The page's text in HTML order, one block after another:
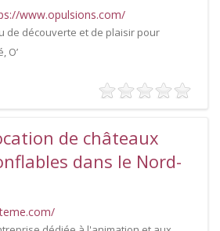
www.opulsions.com/
de découverte et de plaisir pour
O’
de châteaux
dans le Nord-